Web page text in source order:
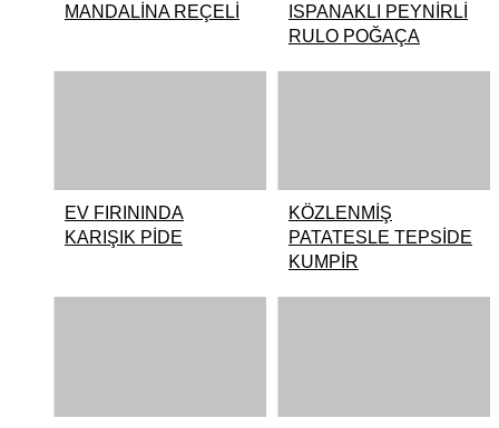
MANDALİNA REÇELİ
ISPANAKLI PEYNİRLİ
RULO POĞAÇA
EV FIRININDA
KARIŞIK PİDE
KÖZLENMİŞ
PATATESLE TEPSİDE
KUMPİR